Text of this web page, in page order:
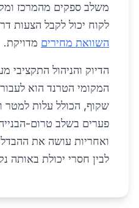
משלב ספקים מהמרכז
לקוח יכול לקבל הצעות
השוואת מחירים מדויקת.
הדיוק והניהול התקציבי
המקומי הטרנד הוא
שקוף, הכולל עלות למטר
פערים בשלב טרום-
ואחריות עושה את ההבדל
לבין חסרי יכולת באותה